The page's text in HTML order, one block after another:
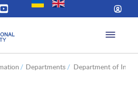
/ Departments / Department of